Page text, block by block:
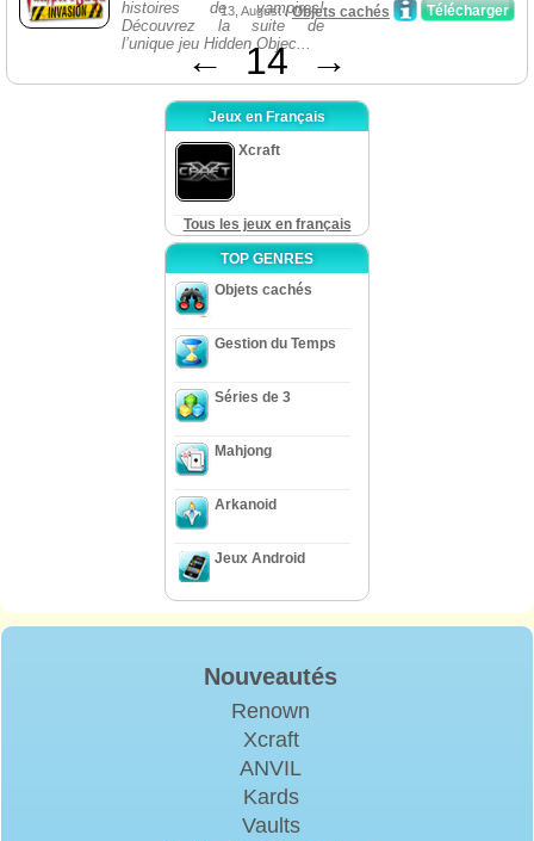
histoires de vampires!
Découvrez la suite de
l’unique jeu Hidden Objec...
Télécharger
13, August /Objets cachés
← 14 →
Jeux en Français
Xcraft
Tous les jeux en français
TOP GENRES
Objets cachés
Gestion du Temps
Séries de 3
Mahjong
Arkanoid
Jeux Android
Nouveautés
Renown
Xcraft
ANVIL
Kards
Vaults